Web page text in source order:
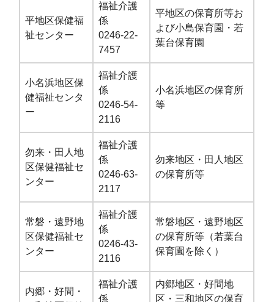
平地区保健福
祉センター
福祉介護
係
0246-22-
7457
平地区の保育所等お
よび小島保育園・若
葉台保育園
小名浜地区保
健福祉センタ
ー
福祉介護
係
0246-54-
2116
小名浜地区の保育所
等
勿来・田人地
区保健福祉セ
ンター
福祉介護
係
0246-63-
2117
勿来地区・田人地区
の保育所等
常磐・遠野地
区保健福祉セ
ンター
福祉介護
係
0246-43-
2116
常磐地区・遠野地区
の保育所等（若葉台
保育園を除く）
内郷・好間・
福祉介護
係
内郷地区・好間地
区・三和地区の保育